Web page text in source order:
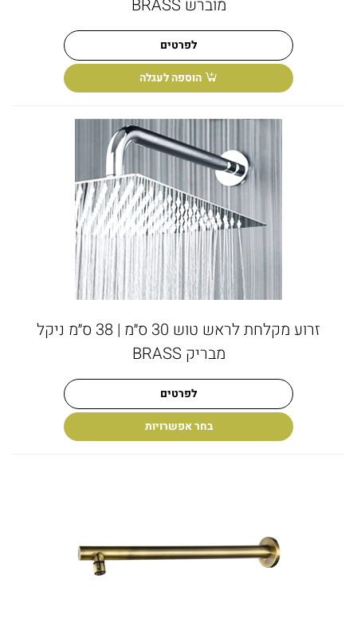
מוברש BRASS
לפרטים
הוספה לעגלה
זרוע מקלחת לראש טוש 30 ס״מ | 38 ס״מ ניקל
מבריק BRASS
לפרטים
בחר אפשרויות